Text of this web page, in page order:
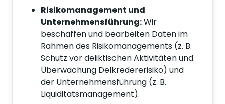
Risikomanagement und
Unternehmensführung:Wir
beschaffen und bearbeiten Daten im
Rahmen des Risikomanagements (z. B.
Schutz vor deliktischen Aktivitäten und
Überwachung Delkredererisiko) und
der Unternehmensführung (z. B.
Liquiditätsmanagement).